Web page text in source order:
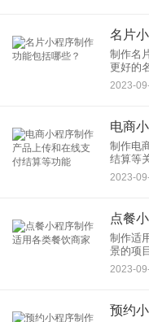
名片
制作名
更好的
2023-
制作电
结算等
下是这
2023-
点餐
制作适
景的项
功能，
2023-
预约